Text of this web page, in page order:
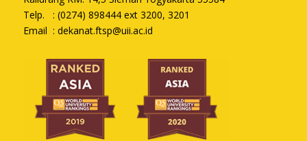
Telp. : (0274) 898444 ext 3200, 3201
Email : dekanat.ftsp@uii.ac.id